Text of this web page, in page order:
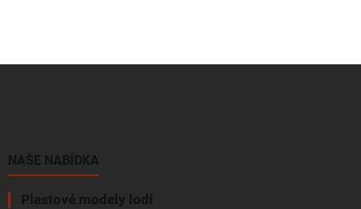
NAŠE NABÍDKA
Plastové modely lodí